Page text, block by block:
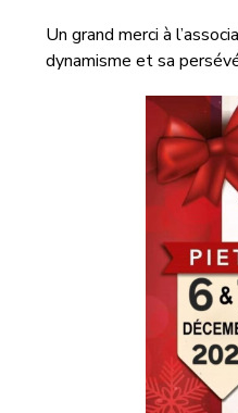
Un grand merci à
dynamisme et sa